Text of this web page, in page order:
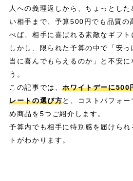
人への義理返しから、ちょっとし
い相手まで、予算500円でも品質の
べば、相手に喜ばれる素敵なギフト
しかし、限られた予算の中で「安
当に喜んでもらえるのか」と不安に
う。
この記事では、ホワイトデーに500
レートの選び方と、コストパフォ
め商品を5つご紹介します。
予算内でも相手に特別感を届けら
トがわかります。